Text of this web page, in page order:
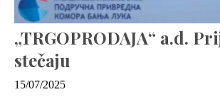
„TRGOPRODAJA“ a.d.
stečaju
15/07/2025